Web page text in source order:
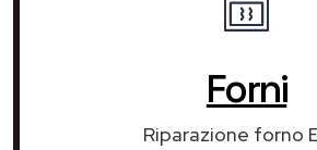
Forni
Riparazione forno